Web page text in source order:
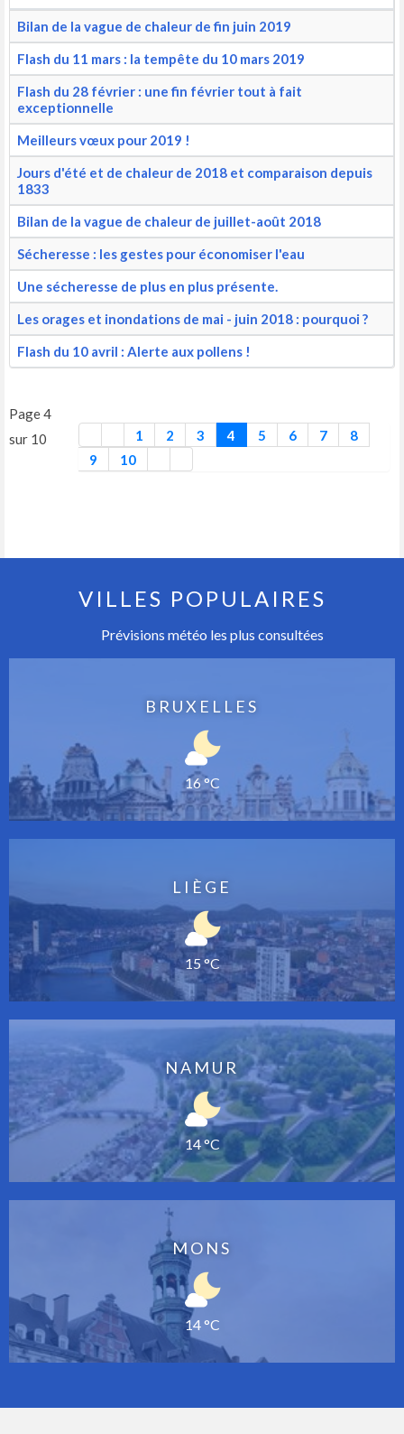
Bilan de la vague de chaleur de fin juin 2019
Flash du 11 mars : la tempête du 10 mars 2019
Flash du 28 février : une fin février tout à fait
exceptionnelle
Meilleurs vœux pour 2019 !
Jours d'été et de chaleur de 2018 et comparaison depuis
1833
Bilan de la vague de chaleur de juillet-août 2018
Sécheresse : les gestes pour économiser l'eau
Une sécheresse de plus en plus présente.
Les orages et inondations de mai - juin 2018 : pourquoi ?
Flash du 10 avril : Alerte aux pollens !
Page 4
sur 10
1 2 3 4 5 6 7
8
9
10
VILLES POPULAIRES
Prévisions météo les plus consultées
BRUXELLES
16 °C
LIÈGE
15 °C
NAMUR
14 °C
MONS
14 °C